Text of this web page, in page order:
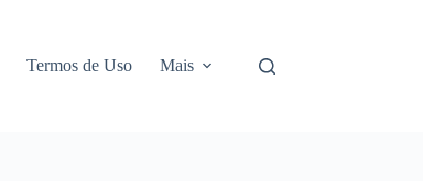
Termos de Uso Mais